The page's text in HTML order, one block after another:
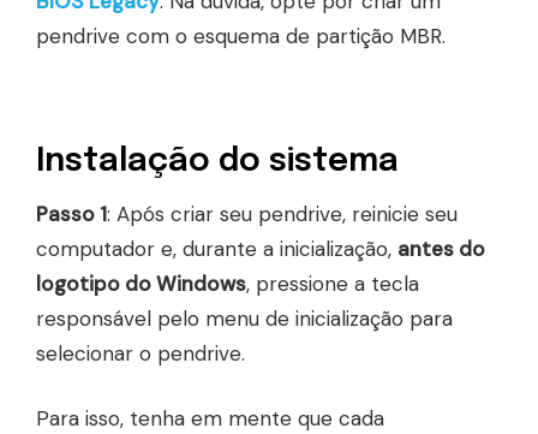
pendrive com o esquema de partição MBR.
Instalação do sistema
Passo 1: Após criar seu pendrive, reinicie seu
computador e, durante a inicialização, antes do
logotipo do Windows, pressione a tecla
responsável pelo menu de inicialização para
selecionar o pendrive.
Para isso, tenha em mente que cada